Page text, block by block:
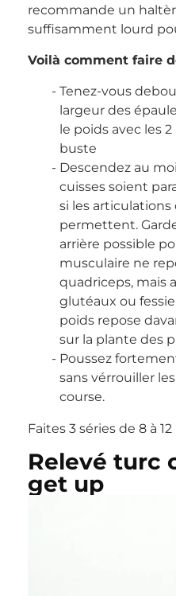
recommande un
suffisamment lourd
Voilà comment faire
Tenez-vous
largeur des
le poids avec les
buste
Descendez au
cuisses soient
si les articulations
permettent.
arrière possible
musculaire ne
quadriceps, mais
glutéaux ou
poids repose
sur la plante des
Poussez
sans vérrouiller
course.
Faites 3 séries de 8 à
Relevé turc
get up